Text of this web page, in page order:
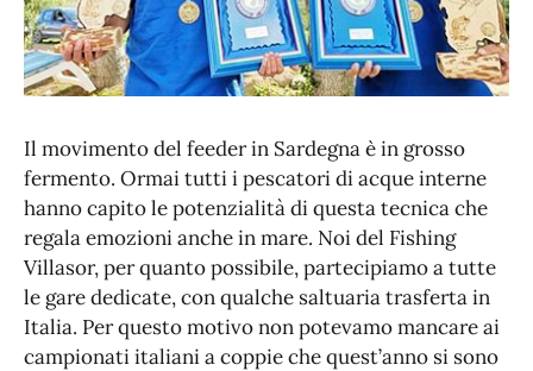
Il movimento del feeder in Sardegna è in grosso
fermento. Ormai tutti i pescatori di acque interne
hanno capito le potenzialità di questa tecnica che
regala emozioni anche in mare. Noi del Fishing
Villasor, per quanto possibile, partecipiamo a tutte
le gare dedicate, con qualche saltuaria trasferta in
Italia. Per questo motivo non potevamo mancare ai
campionati italiani a coppie che quest’anno si sono